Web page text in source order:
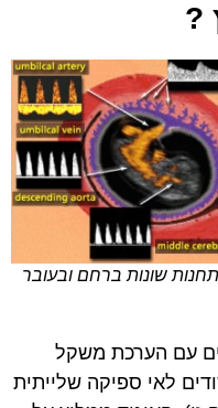
?
שונות ברחם ובעובר
עם הערכת משקל
החשודים לאי ספיקה שלייתית